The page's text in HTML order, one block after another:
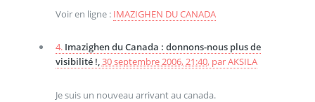
Voir en ligne : IMAZIGHEN DU CANADA
4. Imazighen du Canada : donnons-nous plus de
visibilité !,30 septembre 2006, 21:40, parAKSILA
Je suis un nouveau arrivant au canada.